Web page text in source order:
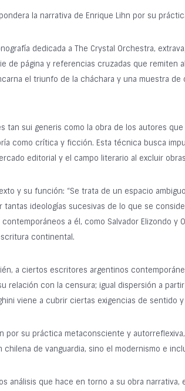
la narrativa de Enrique Lihn por su
dedicada a The Crystal Orchestra,
de página y referencias cruzadas que
el triunfo de la cháchara y una muestra
tan sui generis como la obra de los autores
como crítica y ficción. Esta técnica busca
editorial y el campo literario al excluir
y su función: “Se trata de un espacio
ideologías sucesivas de lo que se
a él, como Salvador Elizondo y
continental.
a ciertos escritores argentinos
relación con la censura; igual dispersión a
viene a cubrir ciertas exigencias de sentido
por su práctica metaconsciente y
de vanguardia, sino el modernismo e
análisis que hace en torno a su obra